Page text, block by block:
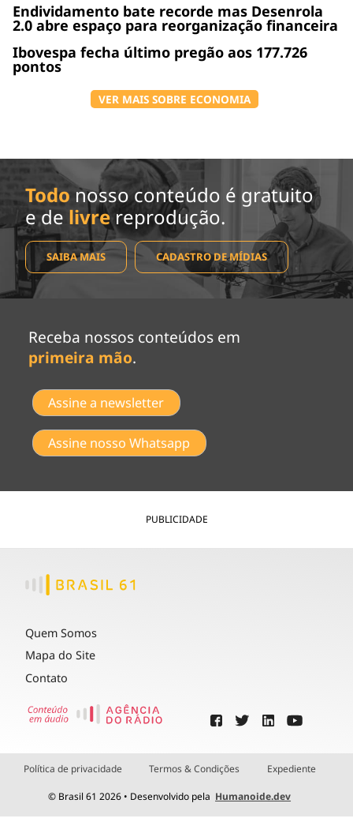
Endividamento bate recorde mas Desenrola
2.0 abre espaço para reorganização financeira
Ibovespa fecha último pregão aos 177.726
pontos
VER MAIS SOBRE ECONOMIA
Todo nosso conteúdo é gratuito
e de livrereprodução.
SAIBA MAIS CADASTRO DE MÍDIAS
Receba nossos conteúdos em
primeira mão.
Assine a newsletter
Assine nosso Whatsapp
PUBLICIDADE
Quem Somos
Mapa do Site
Contato
Política de privacidade Termos & Condições Expediente
© Brasil 61 2026 • Desenvolvido pela Humanoide.dev